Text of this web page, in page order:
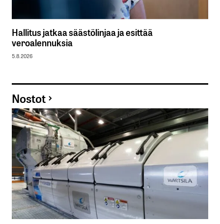
Hallitus jatkaa säästölinjaa ja esittää
veroalennuksia
5.8.2026
Nostot